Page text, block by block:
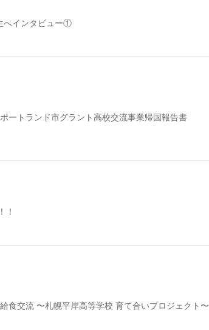
へインタビュー①
ートランド市グラント高校交流事業帰国報告書
！
食交流 〜札幌平岸高等学校 育て合いプロジェクト〜